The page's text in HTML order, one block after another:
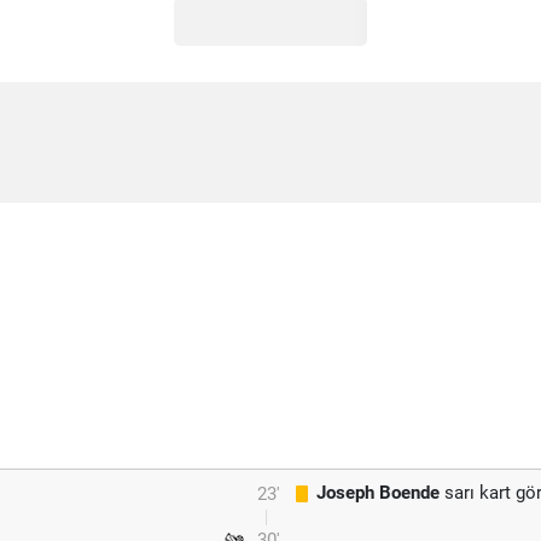
23' Joseph Boende sarı kart